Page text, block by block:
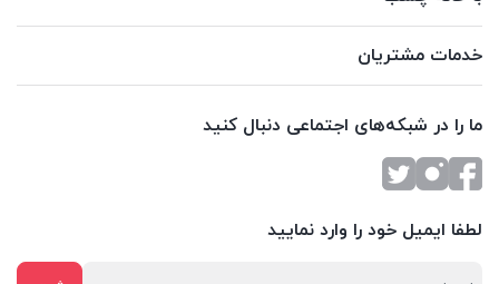
خدمات مشتریان
ما را در شبکه‌های اجتماعی دنبال کنید
لطفا ایمیل خود را وارد نمایید